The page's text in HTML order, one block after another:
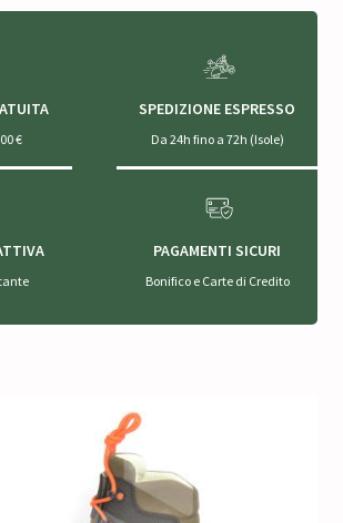
€
SPEDIZIONE ESPRESSO
Da 24h fino a 72h (Isole)
PAGAMENTI SICURI
Bonifico e Carte di Credito